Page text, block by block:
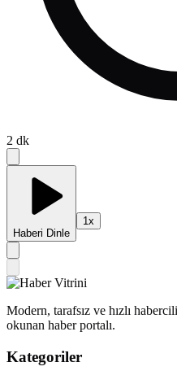
2 dk
Haberi Dinle
1x
Modern, tarafsız ve hızlı
okunan haber portalı.
Kategoriler